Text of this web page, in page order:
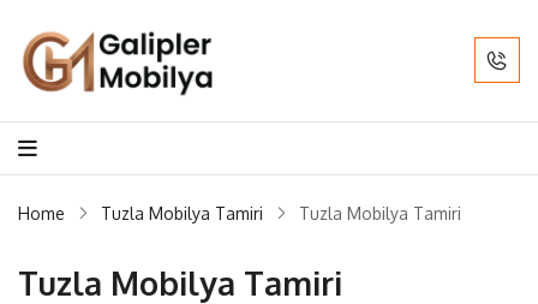
Home Tuzla Mobilya Tamiri Tuzla Mobilya Tamiri
Tuzla Mobilya Tamiri